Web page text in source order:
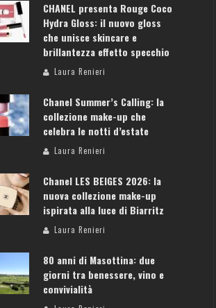
CHANEL presenta Rouge Coco
Hydra Gloss: il nuovo gloss
che unisce skincare e
brillantezza effetto specchio
Laura Renieri
Chanel Summer’s Calling: la
collezione make-up che
celebra le notti d’estate
Laura Renieri
Chanel LES BEIGES 2026: la
nuova collezione make-up
ispirata alla luce di Biarritz
Laura Renieri
80 anni di Masottina: due
giorni tra benessere, vino e
convivialità
ATENE: GUIDA PER IL WEEKEND PERFETTO